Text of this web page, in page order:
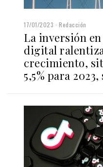
17/01/2023 Redacción
La inversión
digital
crecimiento,
5,5% para